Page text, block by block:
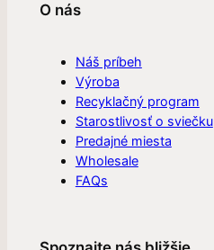
O nás
Náš príbeh
Výroba
Recyklačný program
Starostlivosť o sviečku
Predajné miesta
Wholesale
FAQs